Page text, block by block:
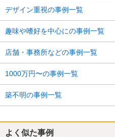
デザイン重視の事例一覧
趣味や嗜好を中心にの事例一覧
店舗・事務所などの事例一覧
1000万円〜の事例一覧
築不明の事例一覧
よく似た事例